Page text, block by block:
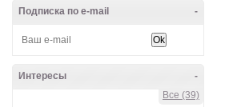
-
Подписка по e-mail
-
Интересы
Все (39)